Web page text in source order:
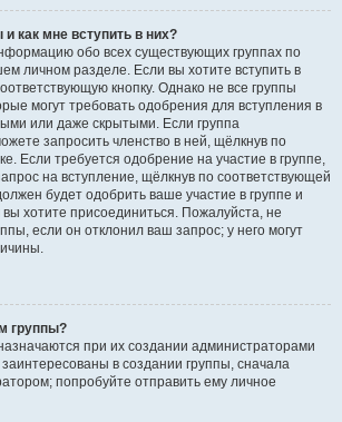
как мне вступить в них?
обо всех существующих группах по
личном разделе. Если вы хотите вступить в
кнопку. Однако не все группы
могут требовать одобрения для вступления в
или даже скрытыми. Если группа
запросить членство в ней, щёлкнув по
Если требуется одобрение на участие в группе,
на вступление, щёлкнув по соответствующей
будет одобрить ваше участие в группе и
хотите присоединиться. Пожалуйста, не
если он отклонил ваш запрос; у него могут
группы?
при их создании администраторами
в создании группы, сначала
попробуйте отправить ему личное